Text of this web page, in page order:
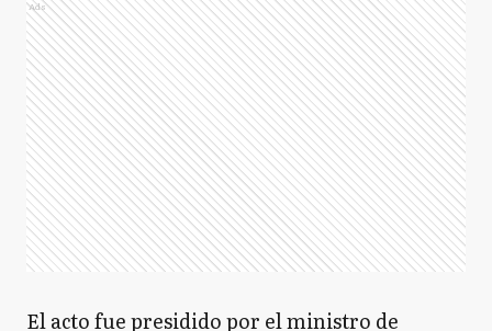
Ads
El acto fue presidido por el ministro de